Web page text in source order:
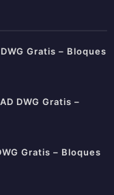
Gratis – Bloques
DWG Gratis –
Gratis – Bloques